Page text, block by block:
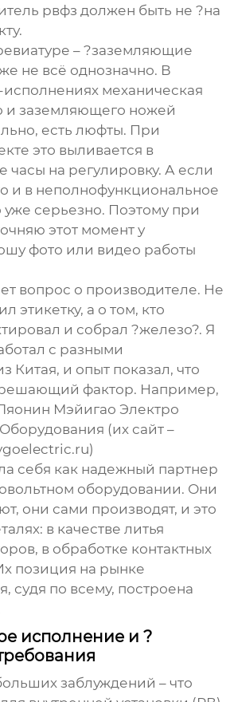
рвфз должен быть не ?на
– ?заземляющие
не всё однозначно. В
исполнениях механическая
и заземляющего ножей
есть люфты. При
это выливается в
часы на регулировку. А если
и в неполнофункциональное
уже серьезно. Поэтому при
этот момент у
фото или видео работы
вопрос о производителе. Не
этикетку, а о том, кто
и собрал ?железо?. Я
с разными
Китая, и опыт показал, что
решающий фактор. Например,
Мэйигао Электро
(их сайт –
)
себя как надежный партнер
оборудовании. Они
они сами производят, и это
в качестве литья
в обработке контактных
позиция на рынке
судя по всему, построена
исполнение и ?
заблуждений – что